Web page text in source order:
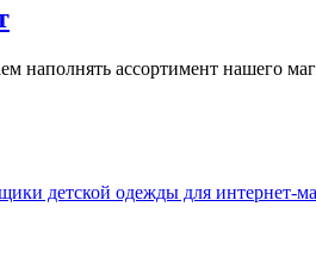
ассортимент нашего